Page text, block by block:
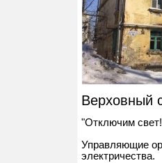
Верховный
"Отключим
Управляющие
электричества.